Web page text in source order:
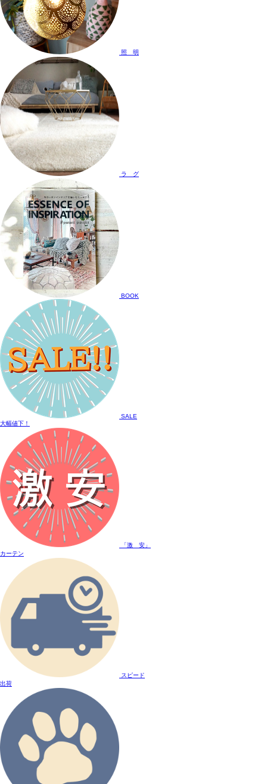
照 明
ラ グ
BOOK
SALE
大幅値下！
「激 安」
カーテン
スピード
出荷